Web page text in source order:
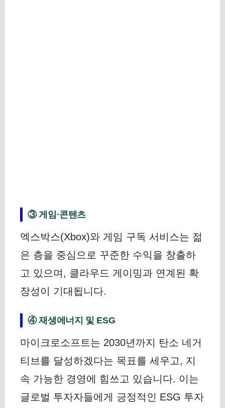
③ 게임·콘텐츠
엑스박스(Xbox)와 게임 구독 서비스는 젊
은 층을 중심으로 꾸준한 수익을 창출하
고 있으며, 클라우드 게이밍과 연계된 확
장성이 기대됩니다.
④ 재생에너지 및 ESG
마이크로소프트는 2030년까지 탄소 네거
티브를 달성하겠다는 목표를 세우고, 지
속 가능한 경영에 힘쓰고 있습니다. 이는
글로벌 투자자들에게 긍정적인 ESG 투자